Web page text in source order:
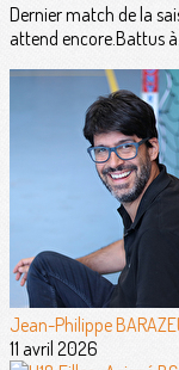
Dernier match de la
attend encore.Battus à...
Jean-Philippe
11 avril 2026